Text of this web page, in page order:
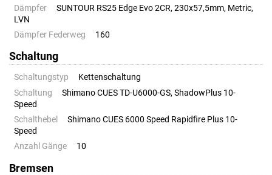
Dämpfer
SUNTOUR RS25 Edge Evo 2CR, 230x57,5mm, Metric,
LVN
Dämpfer Federweg
160
Schaltung
Schaltungstyp
Kettenschaltung
Schaltung
Shimano CUES TD-U6000-GS, ShadowPlus 10-
Speed
Schalthebel
Shimano CUES 6000 Speed Rapidfire Plus 10-
Speed
Anzahl Gänge
10
Bremsen